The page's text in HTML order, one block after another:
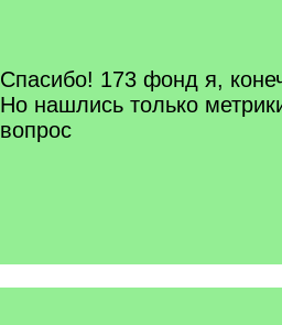
Спасибо! 173 фонд я,
Но нашлись только
вопрос